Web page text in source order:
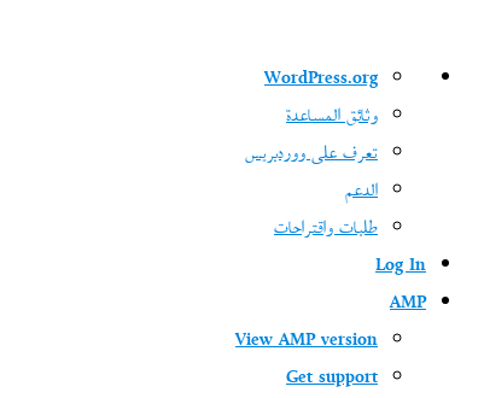
ووردبريس
WordPress.org
وثائق المساعدة
تعرف على ووردبريس
الدعم
طلبات واقتراحات
Log In
AMP
View AMP version
Get support